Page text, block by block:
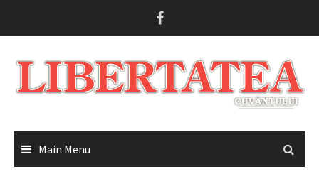
Main Menu